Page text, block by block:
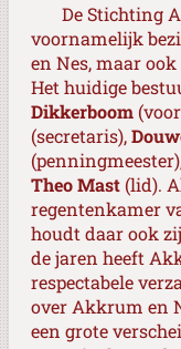
De Stichting
voornamelijk
en Nes, maar
Het huidige
Dikkerboom
(secretaris),
Theo Mast(lid).
regentenkamer
houdt daar ook
de jaren heeft
respectabele
over Akkrum en
een grote